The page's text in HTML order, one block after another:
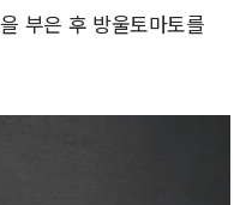
부은 후 방울토마토를